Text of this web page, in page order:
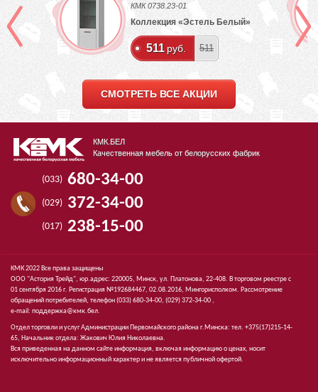
КМК 0738.23-01
Коллекция «Эстель Белый»
511 руб. 511
СМОТРЕТЬ ВСЕ АКЦИИ
КМК.БЕЛ
Качественная мебель от белорусских фабрик
(033) 680-34-00
(029) 372-34-00
(017) 238-15-00
КМК 2022 Все права защищены
ООО "Астория Трейд", юр.адрес: 220005, Минск, ул. Платонова, 22-408. В торговом реестре с
01 сентября 2016 г. Регистрация №192684467, 02.08.2016, Мингорисполком. Рассмотрение
обращений потребителей, телефон(033)680-34-00, (029)372-34-00 ,
e-mail: поддержка@кмк.бел.
Отдел торговли и услуг Администрации Первомайского района г.Минска: тел. +375(17)215-14-
65, Начальник отдела: Жакович Юлия Николаевна.
Вся приведенная на данном сайте информация, включая информацию о ценах, носит
исключительно информационный характер и не является публичной офертой.